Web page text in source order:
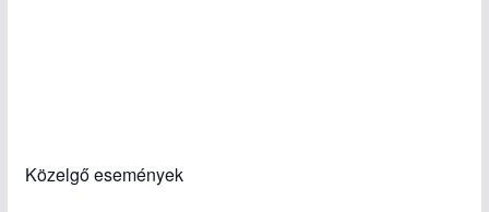
Közelgő események